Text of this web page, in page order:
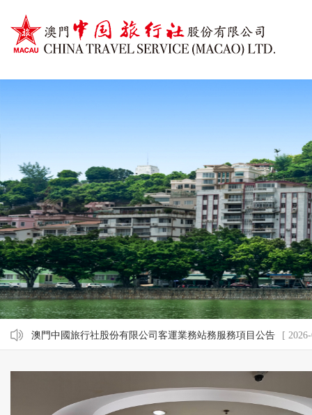
澳門中國旅行社股份有限公司客運業務站務服務項目公告 [